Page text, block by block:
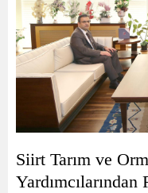
Siirt Tarım ve